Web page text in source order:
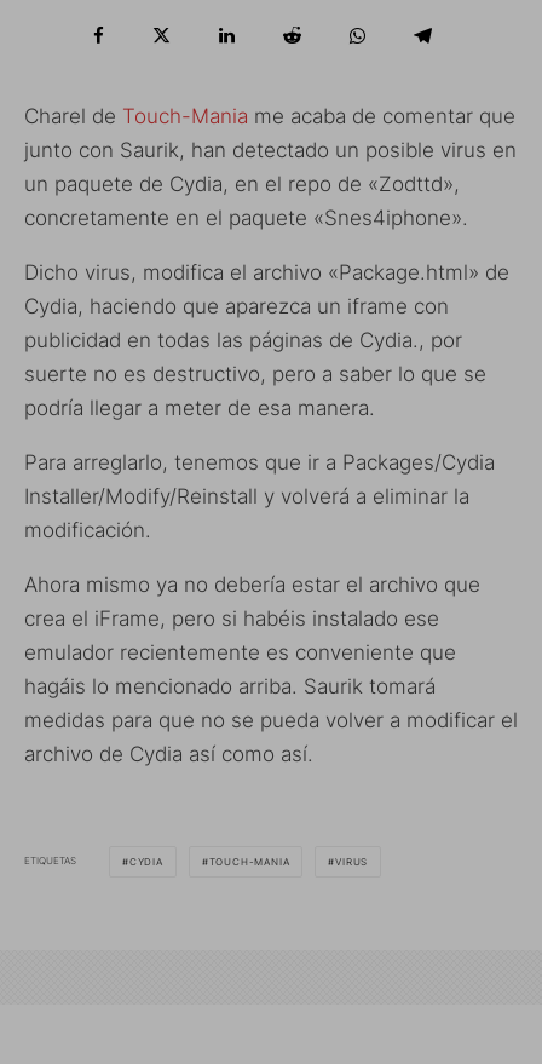
Charel de Touch-Mania me acaba de comentar que
junto con Saurik, han detectado un posible virus en
un paquete de Cydia, en el repo de «Zodttd»,
concretamente en el paquete «Snes4iphone».
Dicho virus, modifica el archivo «Package.html» de
Cydia, haciendo que aparezca un iframe con
publicidad en todas las páginas de Cydia., por
suerte no es destructivo, pero a saber lo que se
podría llegar a meter de esa manera.
Para arreglarlo, tenemos que ir a Packages/Cydia
Installer/Modify/Reinstall y volverá a eliminar la
modificación.
Ahora mismo ya no debería estar el archivo que
crea el iFrame, pero si habéis instalado ese
emulador recientemente es conveniente que
hagáis lo mencionado arriba. Saurik tomará
medidas para que no se pueda volver a modificar el
archivo de Cydia así como así.
ETIQUETAS CYDIA TOUCH-MANIA VIRUS